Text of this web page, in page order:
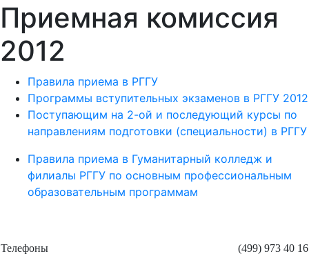
Приемная комиссия
2012
Правила приема в РГГУ
Программы вступительных экзаменов в РГГУ 2012
Поступающим на 2-ой и последующий курсы по
направлениям подготовки (специальности) в РГГУ
Правила приема в Гуманитарный колледж и
филиалы РГГУ по основным профессиональным
образовательным программам
Телефоны
(499) 973 40 16